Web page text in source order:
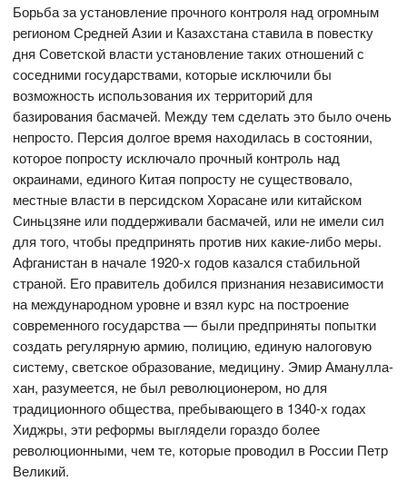
Борьба за установление прочного контроля над огромным
регионом Средней Азии и Казахстана ставила в повестку
дня Советской власти установление таких отношений с
соседними государствами, которые исключили бы
возможность использования их территорий для
базирования басмачей. Между тем сделать это было очень
непросто. Персия долгое время находилась в состоянии,
которое попросту исключало прочный контроль над
окраинами, единого Китая попросту не существовало,
местные власти в персидском Хорасане или китайском
Синьцзяне или поддерживали басмачей, или не имели сил
для того, чтобы предпринять против них какие-либо меры.
Афганистан в начале 1920-х годов казался стабильной
страной. Его правитель добился признания независимости
на международном уровне и взял курс на построение
современного государства — были предприняты попытки
создать регулярную армию, полицию, единую налоговую
систему, светское образование, медицину. Эмир Аманулла-
хан, разумеется, не был революционером, но для
традиционного общества, пребывающего в 1340-х годах
Хиджры, эти реформы выглядели гораздо более
революционными, чем те, которые проводил в России Петр
Великий.